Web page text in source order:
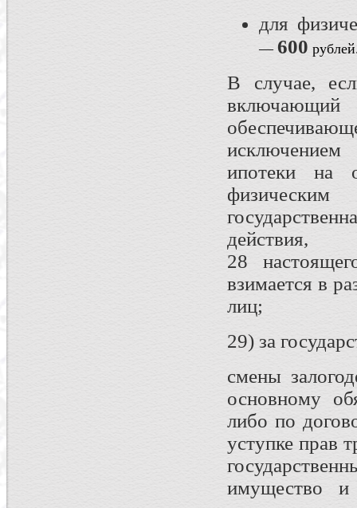
для
— 600
В случае,
исключением
ипотеки на
действия,
28
взимается в
лиц;
29) за
смены
основному
либо по
уступке прав
имущество